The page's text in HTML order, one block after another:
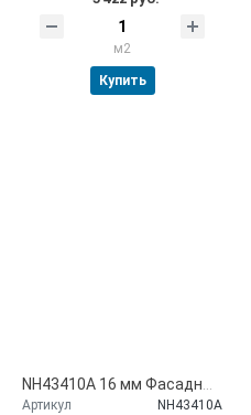
м2
Купить
NH43410A 16 мм Фасадные панели Kmew
Артикул
NH43410A